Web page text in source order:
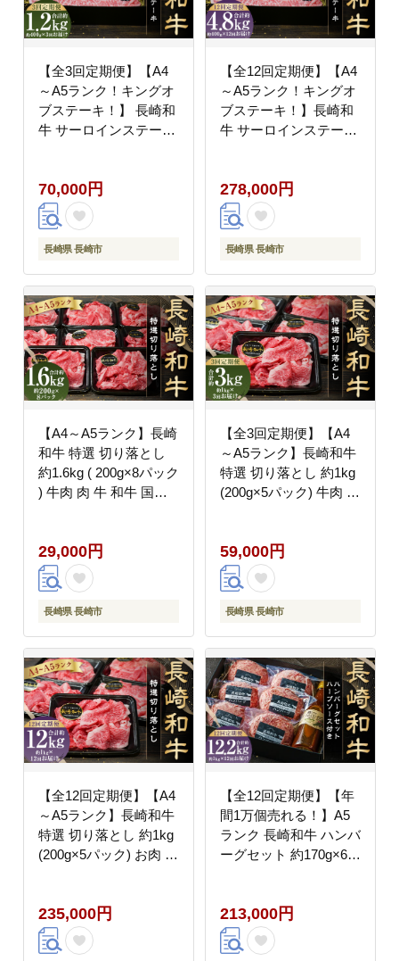
【全3回定期便】【A4
～A5ランク！キングオ
ブステーキ！】 長崎和
牛 サーロインステーキ
ステーキ
70,000円
長崎県 長崎市
【全12回定期便】【A4
～A5ランク！キングオ
ブステーキ！】長崎和
牛 サーロインステーキ
肉 ステーキ
278,000円
長崎県 長崎市
【A4～A5ランク】長崎
和牛 特選 切り落とし
約1.6kg ( 200g×8パック
) 牛肉 肉 牛 和牛 国産
29,000円
長崎県 長崎市
【全3回定期便】【A4
～A5ランク】長崎和牛
特選 切り落とし 約1kg
(200g×5パック) 牛肉 肉
59,000円
長崎県 長崎市
【全12回定期便】【A4
～A5ランク】長崎和牛
特選 切り落とし 約1kg
(200g×5パック) お肉 牛
235,000円
【全12回定期便】【年
間1万個売れる！】A5
ランク 長崎和牛 ハンバ
ーグセット 約170g×6個
213,000円